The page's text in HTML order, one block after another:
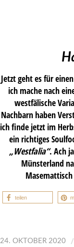
Jetzt geht es für
ich mache nach
westfälische
Nachbarn haben
ich finde jetzt im
ein richtiges
„Westfalia“. Ach
Münsterland
teilen
24. OKTOBER 2020 /